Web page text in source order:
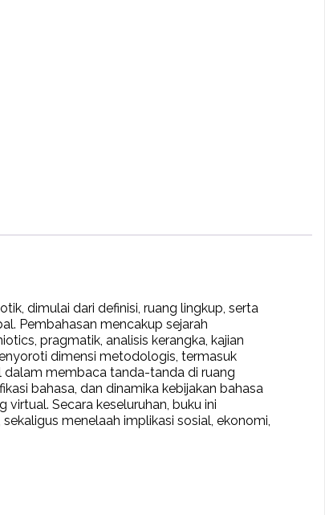
dimulai dari definisi, ruang lingkup, serta
Pembahasan mencakup sejarah
pragmatik, analisis kerangka, kajian
dimensi metodologis, termasuk
membaca tanda-tanda di ruang
bahasa, dan dinamika kebijakan bahasa
Secara keseluruhan, buku ini
menelaah implikasi sosial, ekonomi,